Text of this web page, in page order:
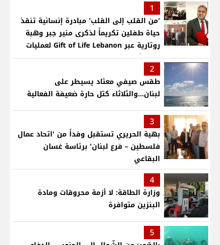
1
'من القلب إلى القلب' مبادرة إنسانية تنقذ
حياة طفلين تكريماً لذكرى منير جبر وهبة
روتارية عبر Gift of Life Lebanon لعمليات
قلب لأطفال في مستشفى حمود الجامعي
2
طقس صيفي معتاد يسيطر على
لبنان...والثلاثاء كتل حارة ضعيفة الفعالية
3
بهية الحريري تستقبل وفداً من 'اتحاد عمال
فلسطين – فرع لبنان' برئاسة غسان
البقاعي
4
وزارة الطاقة: لا أزمة محروقات ومادة
البنزين متوافرة
5